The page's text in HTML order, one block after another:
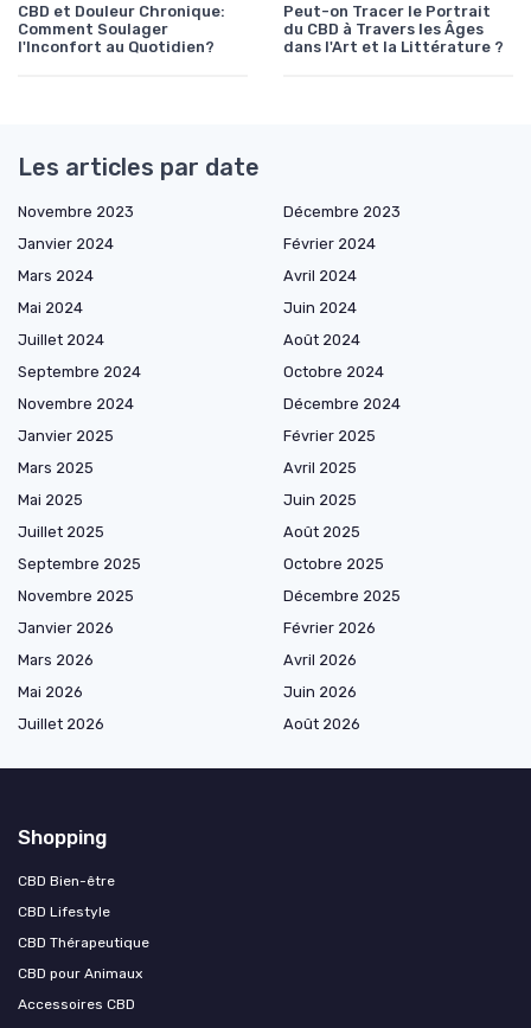
CBD et Douleur Chronique:
Comment Soulager
l'Inconfort au Quotidien?
Peut-on Tracer le Portrait
du CBD à Travers les Âges
dans l'Art et la Littérature ?
Les articles par date
Novembre 2023
Décembre 2023
Janvier 2024
Février 2024
Mars 2024
Avril 2024
Mai 2024
Juin 2024
Juillet 2024
Août 2024
Septembre 2024
Octobre 2024
Novembre 2024
Décembre 2024
Janvier 2025
Février 2025
Mars 2025
Avril 2025
Mai 2025
Juin 2025
Juillet 2025
Août 2025
Septembre 2025
Octobre 2025
Novembre 2025
Décembre 2025
Janvier 2026
Février 2026
Mars 2026
Avril 2026
Mai 2026
Juin 2026
Juillet 2026
Août 2026
Shopping
CBD Bien-être
CBD Lifestyle
CBD Thérapeutique
CBD pour Animaux
Accessoires CBD